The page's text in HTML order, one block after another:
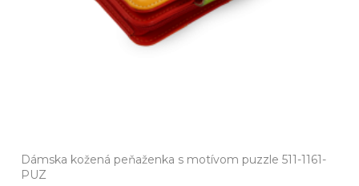
Dámska kožená peňaženka s motívom puzzle 511-1161-
PUZ